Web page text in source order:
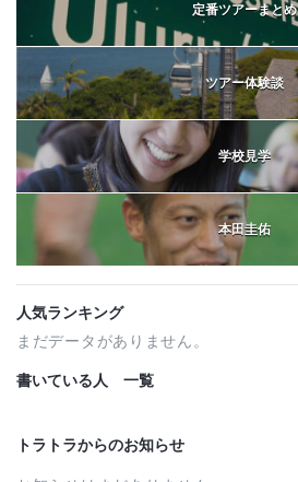
定番ツアーまとめ
ツアー体験談
学校見学
本田圭佑
人気ランキング
まだデータがありません。
書いている人 一覧
トラトラからのお知らせ